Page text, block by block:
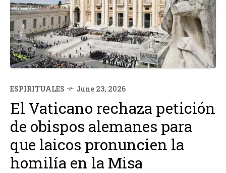
ESPIRITUALES June 23, 2026
El Vaticano rechaza petición
de obispos alemanes para
que laicos pronuncien la
homilía en la Misa